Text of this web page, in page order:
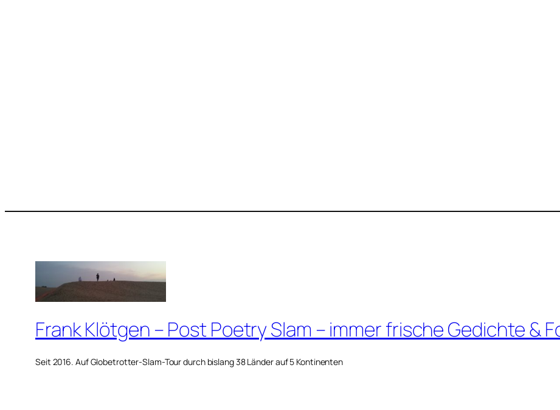
Frank Klötgen – Post Poetry Slam – immer frische Gedichte &
Seit 2016. Auf Globetrotter-Slam-Tour durch bislang 38 Länder auf 5 Kontinenten